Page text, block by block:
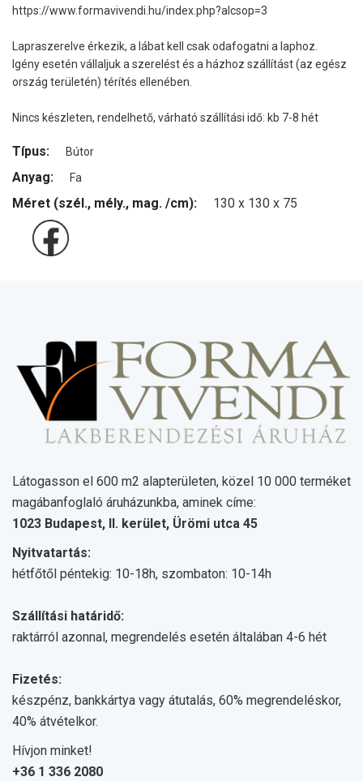
https://www.formavivendi.hu/index.php?alcsop=3
Lapraszerelve érkezik, a lábat kell csak odafogatni a laphoz.
Igény esetén vállaljuk a szerelést és a házhoz szállítást (az egész
ország területén) térítés ellenében.
Nincs készleten, rendelhető, várható szállítási idő: kb 7-8 hét
Típus: Bútor
Anyag: Fa
Méret (szél., mély., mag. /cm): 130 x 130 x 75
Látogasson el 600 m2 alapterületen, közel 10 000 terméket
magábanfoglaló áruházunkba, aminek címe:
1023 Budapest, II. kerület, Ürömi utca 45
Nyitvatartás:
hétfőtől péntekig: 10-18h, szombaton: 10-14h
Szállítási határidő:
raktárról azonnal, megrendelés esetén általában 4-6 hét
Fizetés:
készpénz, bankkártya vagy átutalás, 60% megrendeléskor,
40% átvételkor.
Hívjon minket!
+36 1 336 2080